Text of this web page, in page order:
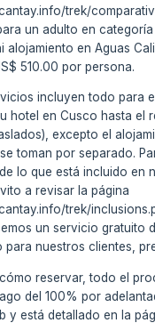
trek/
un adulto en
alojamiento en Aguas
510.00 por persona.
incluyen todo para
hotel en Cusco hasta el
excepto el
toman por separado.
lo que está incluido en
a revisar la página
trek/
un servicio gratuito
para nuestros clientes,
reservar, todo el
del 100% por
y está detallado en la